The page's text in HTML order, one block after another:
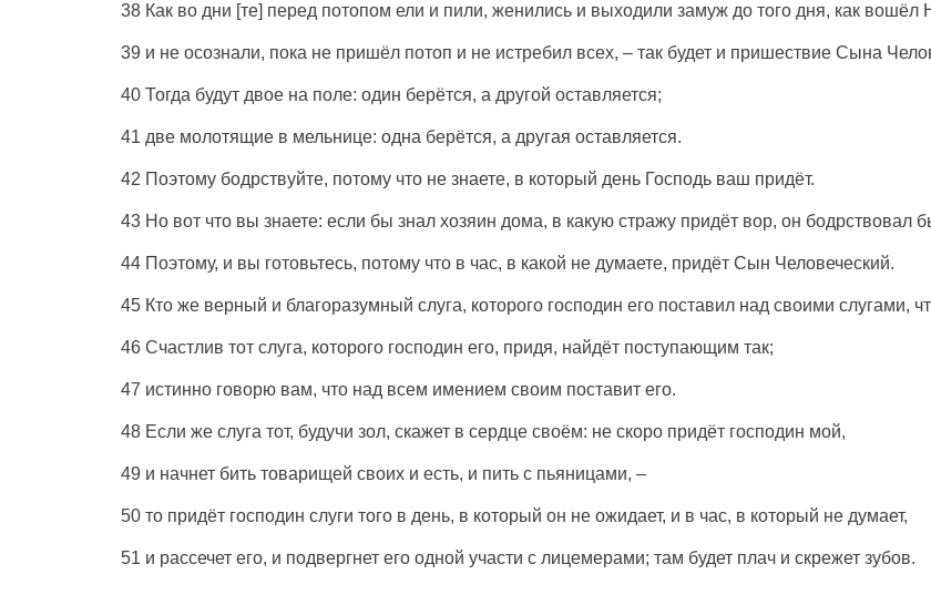
38 Как во дни [те] перед потопом ели и пили, женились и выходили замуж до того дня, как вошёл
39 и не осознали, пока не пришёл потоп и не истребил всех, – так будет и пришествие Сына
40 Тогда будут двое на поле: один берётся, а другой оставляется;
41 две молотящие в мельнице: одна берётся, а другая оставляется.
42 Поэтому бодрствуйте, потому что не знаете, в который день Господь ваш придёт.
43 Но вот что вы знаете: если бы знал хозяин дома, в какую стражу придёт вор, он бодрствовал
44 Поэтому, и вы готовьтесь, потому что в час, в какой не думаете, придёт Сын Человеческий.
45 Кто же верный и благоразумный слуга, которого господин его поставил над своими слугами,
46 Счастлив тот слуга, которого господин его, придя, найдёт поступающим так;
47 истинно говорю вам, что над всем имением своим поставит его.
48 Если же слуга тот, будучи зол, скажет в сердце своём: не скоро придёт господин мой,
49 и начнет бить товарищей своих и есть, и пить с пьяницами, –
50 то придёт господин слуги того в день, в который он не ожидает, и в час, в который не думает,
51 и рассечет его, и подвергнет его одной участи с лицемерами; там будет плач и скрежет зубов.